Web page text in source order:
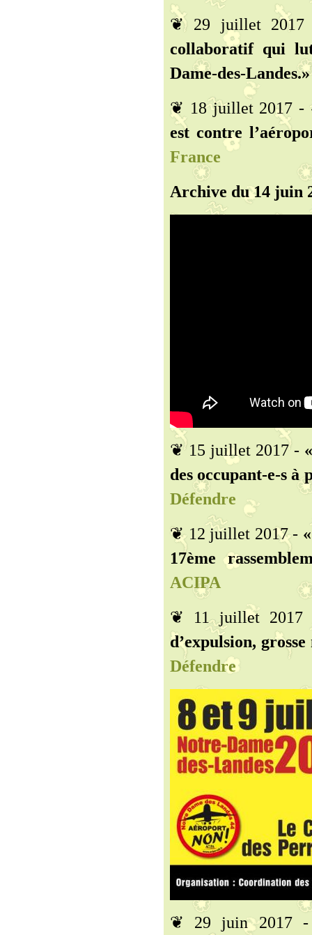
❦ 29 juillet
collaboratif qui
Dame-des-
❦ 18 juillet 2017 -
est contre
France
Archive du 14 juin
❦ 15 juillet 2017 -
des occupant-e-s à
Défendre
❦ 12 juillet 2017 -
17ème
ACIPA
❦ 11 juillet
d’expulsion,
Défendre
❦ 29 juin 2017